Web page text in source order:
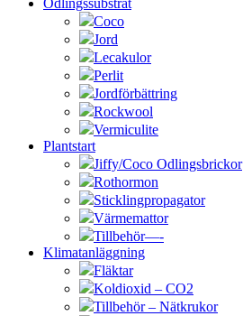
Odlingssubstrat
Coco
Jord
Lecakulor
Perlit
Jordförbättring
Rockwool
Vermiculite
Plantstart
Jiffy/Coco Odlingsbrickor
Rothormon
Sticklingpropagator
Värmemattor
Tillbehör—-
Klimatanläggning
Fläktar
Koldioxid – CO2
Tillbehör – Nätkrukor